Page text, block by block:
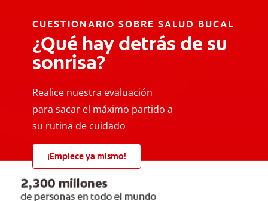
CUESTIONARIO SOBRE SALUD BUCAL
¿Qué hay detrás de su
sonrisa?
Realice nuestra evaluación
para sacar el máximo partido a
su rutina de cuidado
¡Empiece ya mismo!